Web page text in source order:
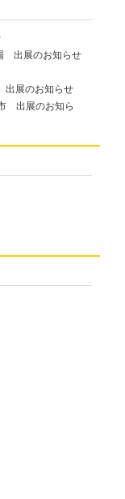
出展のお知らせ
展のお知らせ
出展のお知ら